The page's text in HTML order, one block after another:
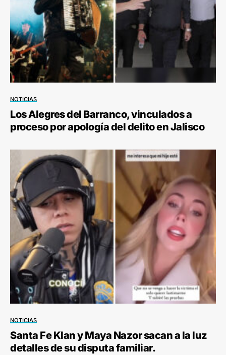
NOTICIAS
Los Alegres del Barranco, vinculados a
proceso por apología del delito en Jalisco
NOTICIAS
Santa Fe Klan y Maya Nazor sacan a la luz
detalles de su disputa familiar.